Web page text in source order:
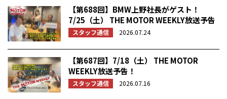
【第688回】BMW上野社長がゲスト！
7/25（土） THE MOTOR WEEKLY放送予告
スタッフ通信 2026.07.24
【第687回】7/18（土） THE MOTOR
WEEKLY放送予告！
スタッフ通信 2026.07.16